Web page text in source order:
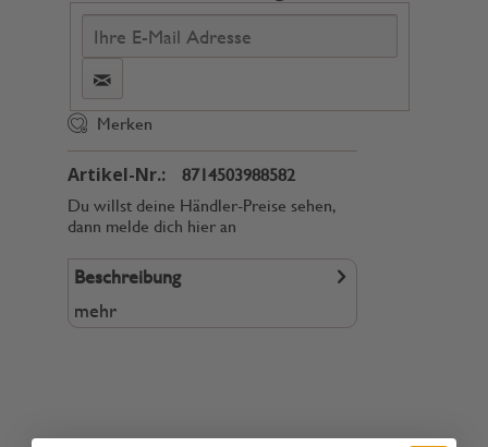
Merken
Artikel-Nr.:
8714503988582
Du willst deine Händler-Preise sehen,
dann melde dich hier an
Beschreibung
mehr